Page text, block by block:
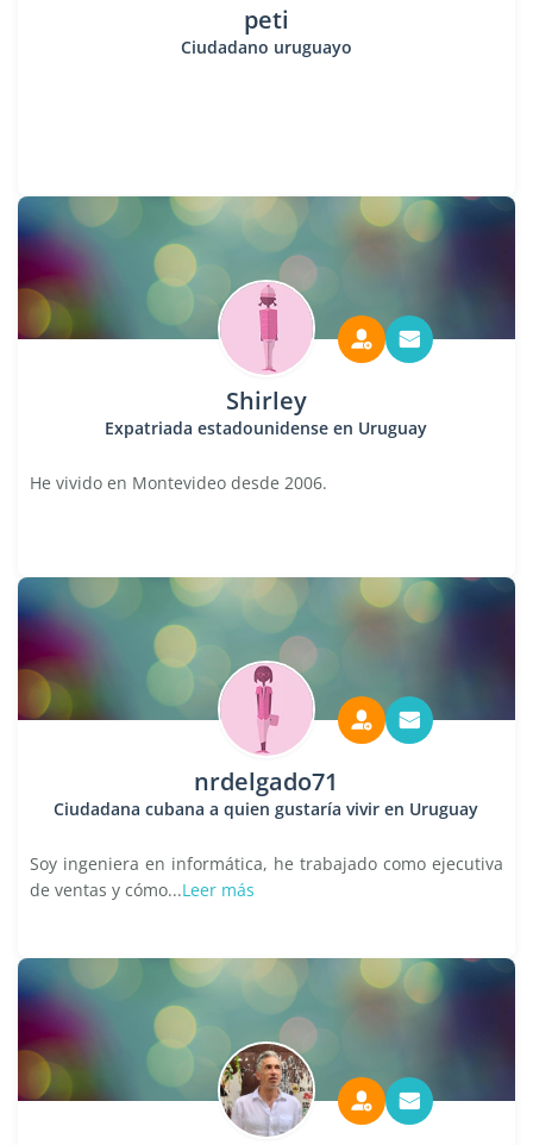
peti
Ciudadano uruguayo
Shirley
Expatriada estadounidense en Uruguay
He vivido en Montevideo desde 2006.
nrdelgado71
Ciudadana cubana a quien gustaría vivir en Uruguay
Soy ingeniera en informática, he trabajado como ejecutiva
de ventas y cómo...Leer más